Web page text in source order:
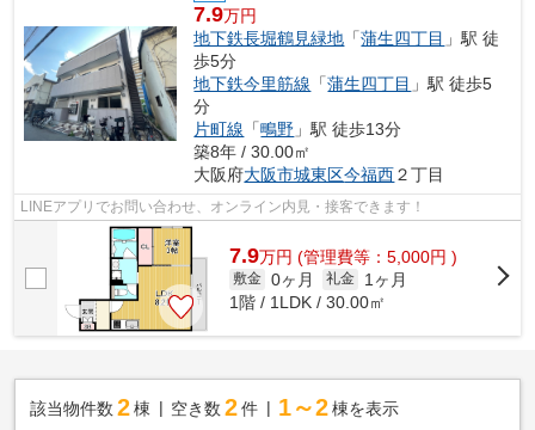
7.9万円
地下鉄長堀鶴見緑地 「蒲生四丁目 」駅 徒
歩5分
地下鉄今里筋線 「蒲生四丁目 」駅 徒歩5
分
片町線 「鴫野 」駅 徒歩13分
築8年 / 30.00㎡
大阪府大阪市城東区今福西２丁目
LINEアプリでお問い合わせ、オンライン内見・接客できます！
7.9万円 (管理費等：5,000円 )
敷金 0ヶ月 礼金
1ヶ月
1階 / 1LDK / 30.00㎡
該当物件数 2棟 空き数 2 件 1～2 棟を表示